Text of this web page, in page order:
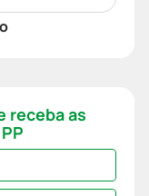
receba as